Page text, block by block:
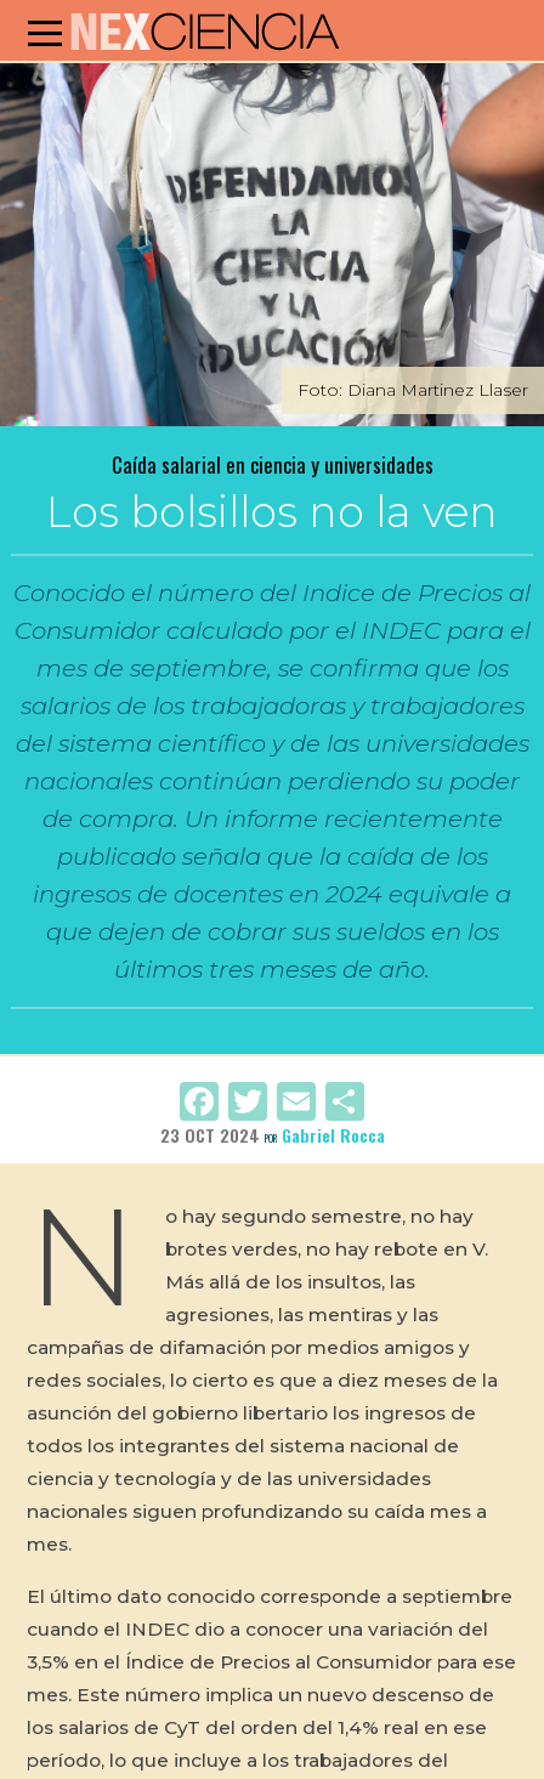
Foto: Diana Martinez Llaser
Caída salarial en ciencia y universidades
Los bolsillos no la ven
Conocido el número del Indice de Precios al
Consumidor calculado por el INDEC para el
mes de septiembre, se confirma que los
salarios de los trabajadoras y trabajadores
del sistema científico y de las universidades
nacionales continúan perdiendo su poder
de compra. Un informe recientemente
publicado señala que la caída de los
ingresos de docentes en 2024 equivale a
que dejen de cobrar sus sueldos en los
últimos tres meses de año.
Facebook
Twitter
Email
23 OCT 2024 POR Gabriel Rocca
N
o hay segundo semestre, no hay
brotes verdes, no hay rebote en V.
Más allá de los insultos, las
agresiones, las mentiras y las
campañas de difamación por medios amigos y
redes sociales, lo cierto es que a diez meses de la
asunción del gobierno libertario los ingresos de
todos los integrantes del sistema nacional de
ciencia y tecnología y de las universidades
nacionales siguen profundizando su caída mes a
mes.
El último dato conocido corresponde a septiembre
cuando el INDEC dio a conocer una variación del
3,5% en el Índice de Precios al Consumidor para ese
mes. Este número implica un nuevo descenso de
los salarios de CyT del orden del 1,4% real en ese
período, lo que incluye a los trabajadores del